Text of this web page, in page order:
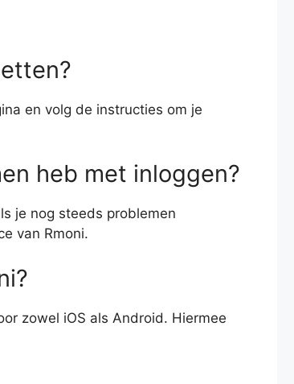
en volg de instructies om je
heb met inloggen?
je nog steeds problemen
van Rmoni.
zowel iOS als Android. Hiermee